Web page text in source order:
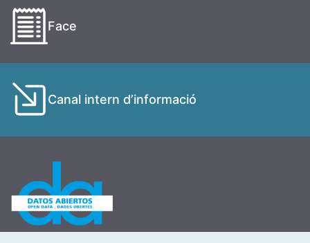
Face
Canal intern d’informació